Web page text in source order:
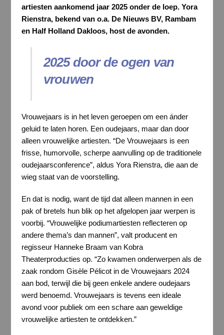
artiesten aankomend jaar 2025 onder de loep. Yora
Rienstra, bekend van o.a. De Nieuws BV, Rambam
en Half Holland Dakloos, host de avonden.
2025 door de ogen van
vrouwen
Vrouwejaars is in het leven geroepen om een ánder
geluid te laten horen. Een oudejaars, maar dan door
alleen vrouwelijke artiesten. “De Vrouwejaars is een
frisse, humorvolle, scherpe aanvulling op de traditionele
oudejaarsconference”, aldus Yora Rienstra, die aan de
wieg staat van de voorstelling.
En dat is nodig, want de tijd dat alleen mannen in een
pak of bretels hun blik op het afgelopen jaar werpen is
voorbij. “Vrouwelijke podiumartiesten reflecteren op
andere thema’s dan mannen”, valt producent en
regisseur Hanneke Braam van Kobra
Theaterproducties op. “Zo kwamen onderwerpen als de
zaak rondom Gisèle Pélicot in de Vrouwejaars 2024
aan bod, terwijl die bij geen enkele andere oudejaars
werd benoemd. Vrouwejaars is tevens een ideale
avond voor publiek om een schare aan geweldige
vrouwelijke artiesten te ontdekken.”